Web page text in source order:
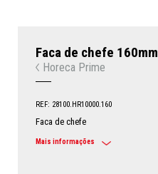
Faca de chefe 160mm
Horeca Prime
REF: 28100.HR10000.160
Faca de chefe
Mais informações